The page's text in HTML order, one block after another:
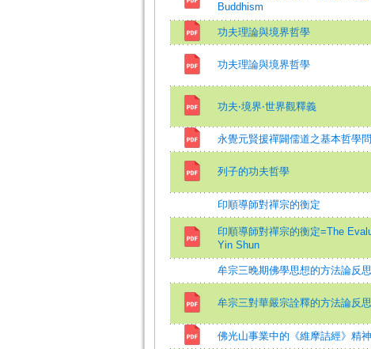
Buddhism
功夫理論與境界哲學
功夫理論與境界哲學
功夫‧境界‧世界觀釋義
永覺元賢援禪闢儒道之基本哲學
列子的功夫哲學
印順導師對禪宗的衡定
印順導師對禪宗的衡定=The
Yin Shun
牟宗三晚期佛學思想的方法論反思
牟宗三對華嚴宗詮釋的方法論反思
佛光山事業中的《維摩詰經》精神